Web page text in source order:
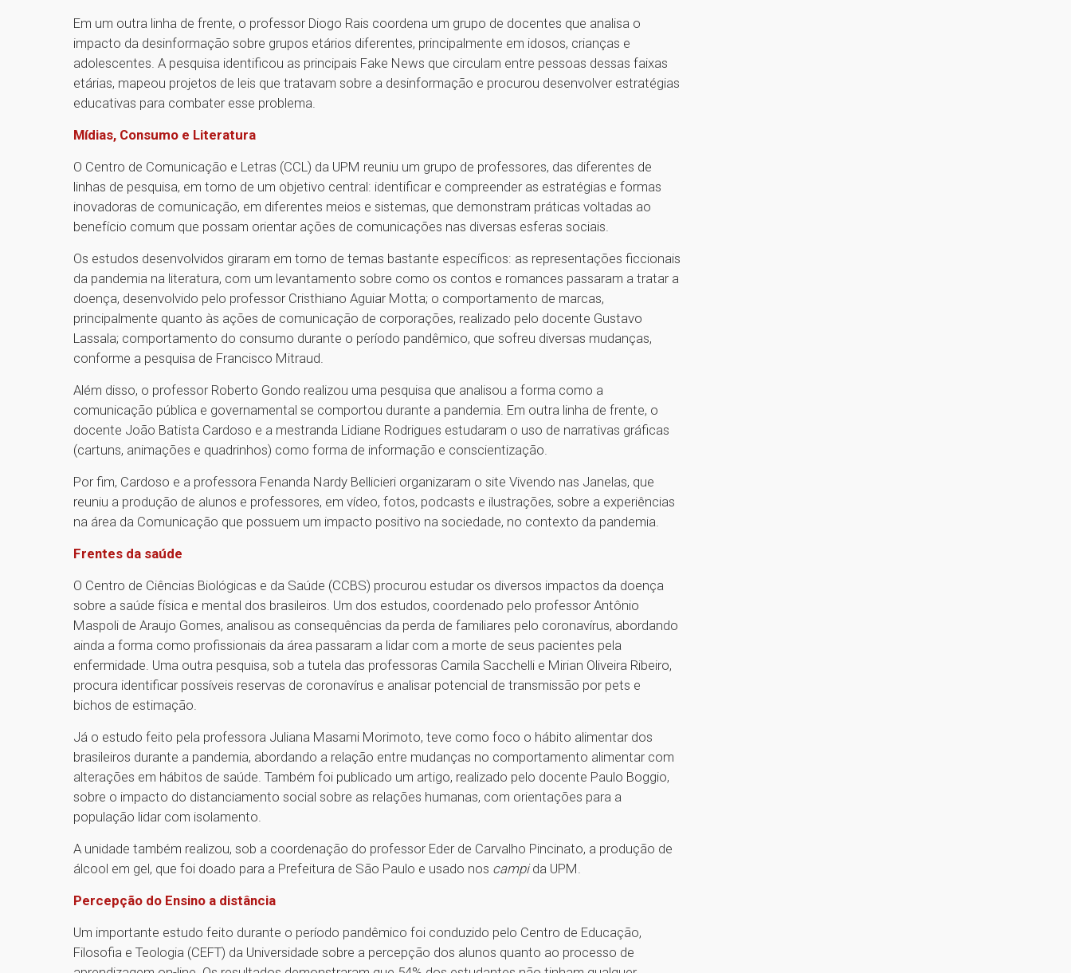
Em um outra linha de frente, o professor Diogo Rais coordena um grupo de docentes que analisa o
impacto da desinformação sobre grupos etários diferentes, principalmente em idosos, crianças e
adolescentes. A pesquisa identificou as principais Fake News que circulam entre pessoas dessas faixas
etárias, mapeou projetos de leis que tratavam sobre a desinformação e procurou desenvolver estratégias
educativas para combater esse problema.
Mídias, Consumo e Literatura
O Centro de Comunicação e Letras (CCL) da UPM reuniu um grupo de professores, das diferentes de
linhas de pesquisa, em torno de um objetivo central: identificar e compreender as estratégias e formas
inovadoras de comunicação, em diferentes meios e sistemas, que demonstram práticas voltadas ao
benefício comum que possam orientar ações de comunicações nas diversas esferas sociais.
Os estudos desenvolvidos giraram em torno de temas bastante específicos: as representações ficcionais
da pandemia na literatura, com um levantamento sobre como os contos e romances passaram a tratar a
doença, desenvolvido pelo professor Cristhiano Aguiar Motta; o comportamento de marcas,
principalmente quanto às ações de comunicação de corporações, realizado pelo docente Gustavo
Lassala; comportamento do consumo durante o período pandêmico, que sofreu diversas mudanças,
conforme a pesquisa de Francisco Mitraud.
Além disso, o professor Roberto Gondo realizou uma pesquisa que analisou a forma como a
comunicação pública e governamental se comportou durante a pandemia. Em outra linha de frente, o
docente João Batista Cardoso e a mestranda Lidiane Rodrigues estudaram o uso de narrativas gráficas
(cartuns, animações e quadrinhos) como forma de informação e conscientização.
Por fim, Cardoso e a professora Fenanda Nardy Bellicieri organizaram o site Vivendo nas Janelas, que
reuniu a produção de alunos e professores, em vídeo, fotos, podcasts e ilustrações, sobre a experiências
na área da Comunicação que possuem um impacto positivo na sociedade, no contexto da pandemia.
Frentes da saúde
O Centro de Ciências Biológicas e da Saúde (CCBS) procurou estudar os diversos impactos da doença
sobre a saúde física e mental dos brasileiros. Um dos estudos, coordenado pelo professor Antônio
Maspoli de Araujo Gomes, analisou as consequências da perda de familiares pelo coronavírus, abordando
ainda a forma como profissionais da área passaram a lidar com a morte de seus pacientes pela
enfermidade. Uma outra pesquisa, sob a tutela das professoras Camila Sacchelli e Mirian Oliveira Ribeiro,
procura identificar possíveis reservas de coronavírus e analisar potencial de transmissão por pets e
bichos de estimação.
Já o estudo feito pela professora Juliana Masami Morimoto, teve como foco o hábito alimentar dos
brasileiros durante a pandemia, abordando a relação entre mudanças no comportamento alimentar com
alterações em hábitos de saúde. Também foi publicado um artigo, realizado pelo docente Paulo Boggio,
sobre o impacto do distanciamento social sobre as relações humanas, com orientações para a
população lidar com isolamento.
A unidade também realizou, sob a coordenação do professor Eder de Carvalho Pincinato, a produção de
álcool em gel, que foi doado para a Prefeitura de São Paulo e usado nos campida UPM.
Percepção do Ensino a distância
Um importante estudo feito durante o período pandêmico foi conduzido pelo Centro de Educação,
Filosofia e Teologia (CEFT) da Universidade sobre a percepção dos alunos quanto ao processo de